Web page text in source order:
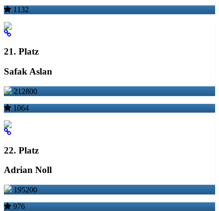
1132
21. Platz
Safak Aslan
212800
1064
22. Platz
Adrian Noll
195200
976